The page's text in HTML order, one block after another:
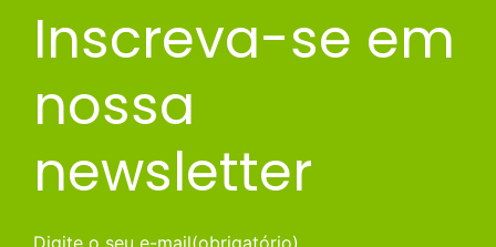
Inscreva-se em
nossa
newsletter